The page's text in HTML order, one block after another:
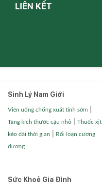
LIÊN KẾT
Sinh Lý Nam Giới
Viên uống chống xuất tinh sớm
Tăng kích thước cậu nhỏ| Thuốc xịt
kéo dài thời gian Rối loạn cương
dương
Sức Khoẻ Gia Đình